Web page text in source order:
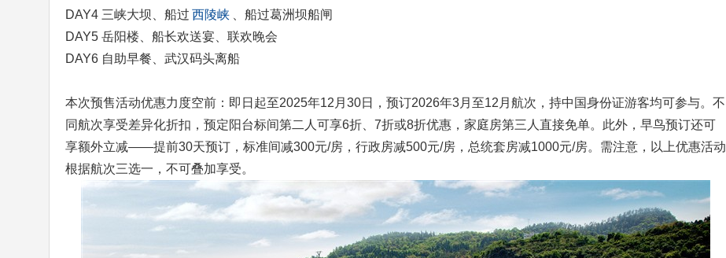
DAY4 三峡大坝、船过 西陵峡
、船过葛洲坝船闸
DAY5 岳阳楼、船长欢送宴、联欢晚会
DAY6 自助早餐、武汉码头离船
本次预售活动优惠力度空前：即日起至2025年12月30日，预订2026年3月至12月航次，持中国身份证游客均可参与。不
同航次享受差异化折扣，预定阳台标间第二人可享6折、7折或8折优惠，家庭房第三人直接免单。此外，早鸟预订还可
享额外立减——提前30天预订，标准间减300元/房，行政房减500元/房，总统套房减1000元/房。需注意，以上优惠活动
根据航次三选一，不可叠加享受。